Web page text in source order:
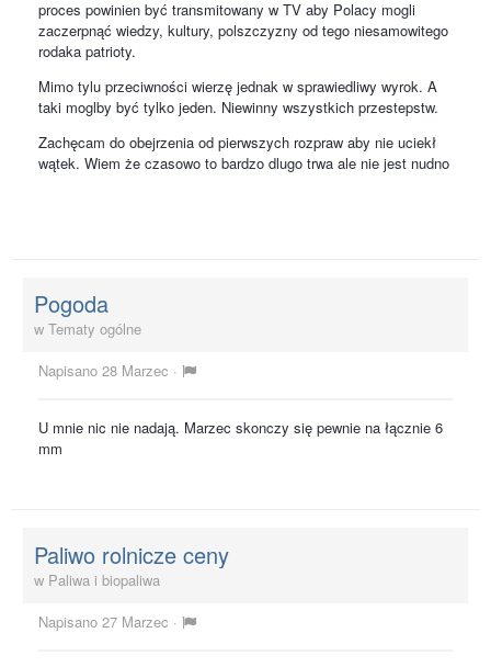
proces powinien być transmitowany w TV aby Polacy mogli
zaczerpnąć wiedzy, kultury, polszczyzny od tego niesamowitego
rodaka patrioty.
Mimo tylu przeciwności wierzę jednak w sprawiedliwy wyrok. A
taki moglby być tylko jeden. Niewinny wszystkich przestepstw.
Zachęcam do obejrzenia od pierwszych rozpraw aby nie uciekł
wątek. Wiem że czasowo to bardzo dlugo trwa ale nie jest nudno
Pogoda
w Tematy ogólne
Napisano 28 Marzec ·
U mnie nic nie nadają. Marzec skonczy się pewnie na łącznie 6
mm
Paliwo rolnicze ceny
w Paliwa i biopaliwa
Napisano 27 Marzec ·